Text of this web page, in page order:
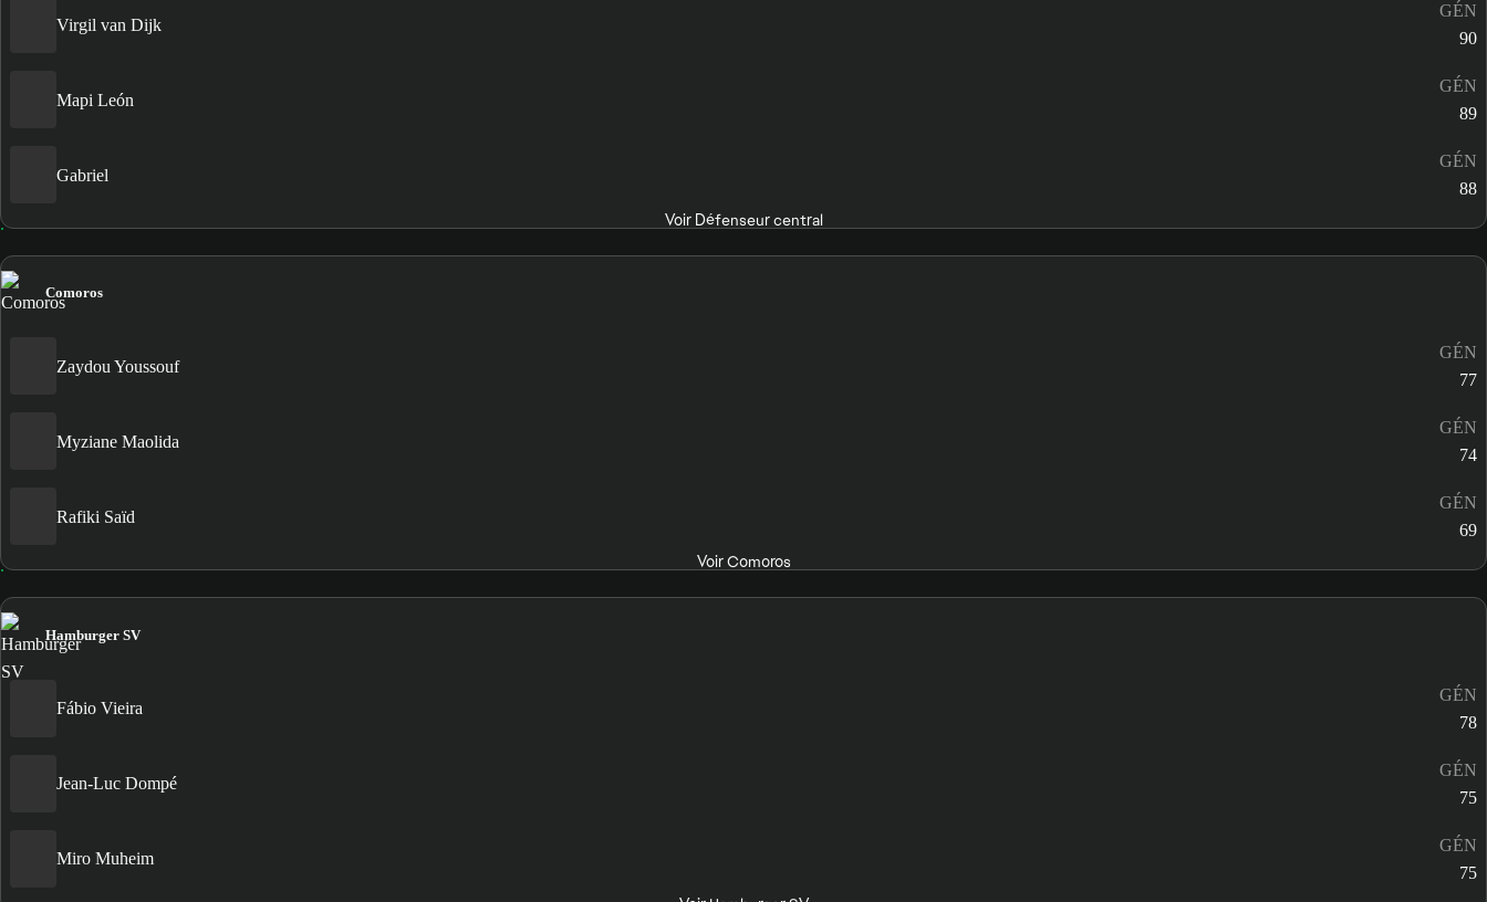
Virgil van Dijk
GÉN
90
Mapi León
GÉN
89
Gabriel
GÉN
88
Voir Défenseur central
Comoros
Zaydou Youssouf
GÉN
77
Myziane Maolida
GÉN
74
Rafiki Saïd
GÉN
69
Voir Comoros
Hamburger SV
Fábio Vieira
GÉN
78
Jean-Luc Dompé
GÉN
75
Miro Muheim
GÉN
75